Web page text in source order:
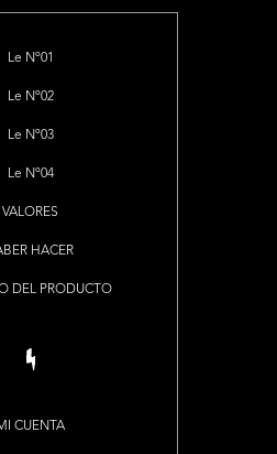
Le Nº01
Le Nº02
Le Nº03
Le Nº04
VALORES
HACER
DEL PRODUCTO
CUENTA